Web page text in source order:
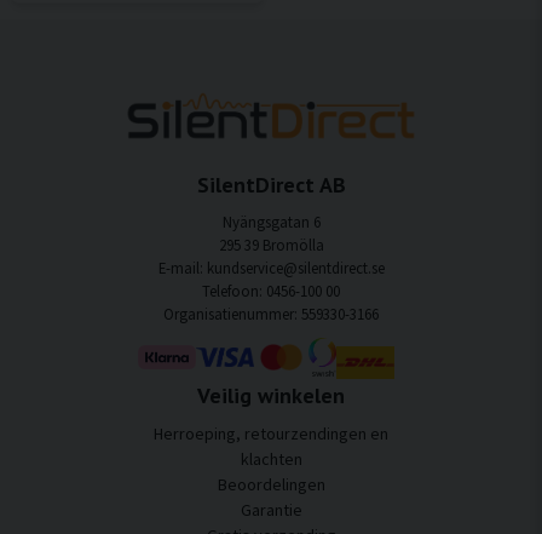
SilentDirect AB
Nyängsgatan 6
295 39 Bromölla
E-mail: kundservice@silentdirect.se
Telefoon: 0456-100 00
Organisatienummer: 559330-3166
Veilig winkelen
Herroeping, retourzendingen en
klachten
Beoordelingen
Garantie